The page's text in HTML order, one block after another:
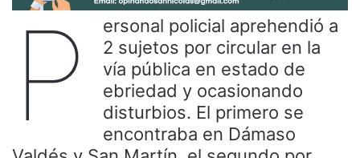
P
ersonal policial aprehendió a
2 sujetos por circular en la
vía pública en estado de
ebriedad y ocasionando
disturbios. El primero se
encontraba en Dámaso